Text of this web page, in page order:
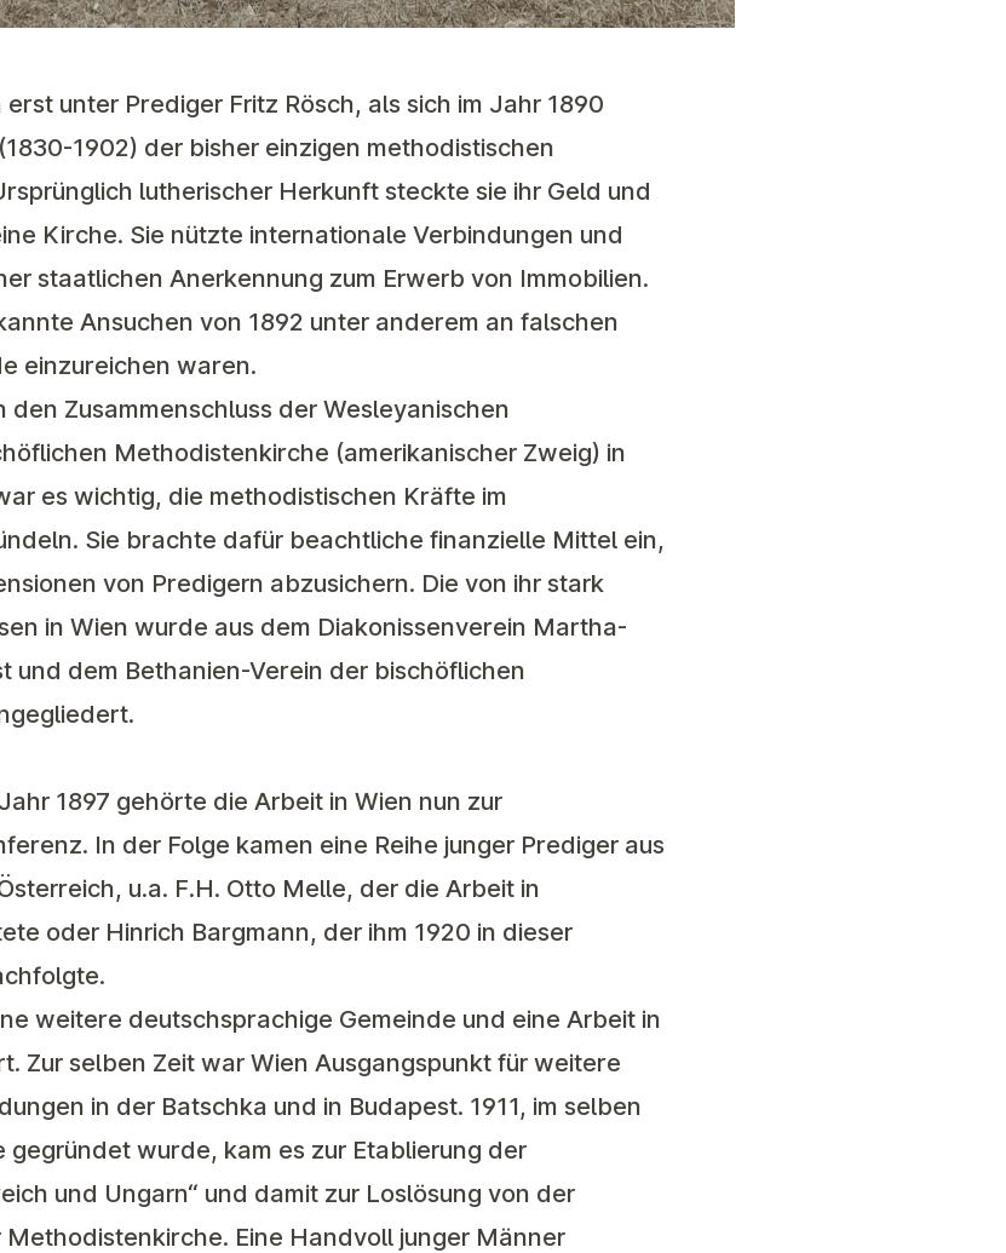
unter Prediger Fritz Rösch, als sich im Jahr 1890
1902) der bisher einzigen methodistischen
lutherischer Herkunft steckte sie ihr Geld und
Kirche. Sie nützte internationale Verbindungen und
staatlichen Anerkennung zum Erwerb von Immobilien.
Ansuchen von 1892 unter anderem an falschen
einzureichen waren.
Zusammenschluss der Wesleyanischen
Methodistenkirche (amerikanischer Zweig) in
es wichtig, die methodistischen Kräfte im
Sie brachte dafür beachtliche finanzielle Mittel ein,
von Predigern abzusichern. Die von ihr stark
in Wien wurde aus dem Diakonissenverein Martha-
und dem Bethanien-Verein der bischöflichen
1897 gehörte die Arbeit in Wien nun zur
In der Folge kamen eine Reihe junger Prediger aus
u.a. F.H. Otto Melle, der die Arbeit in
oder Hinrich Bargmann, der ihm 1920 in dieser
weitere deutschsprachige Gemeinde und eine Arbeit in
Zur selben Zeit war Wien Ausgangspunkt für weitere
in der Batschka und in Budapest. 1911, im selben
gegründet wurde, kam es zur Etablierung der
und Ungarn“ und damit zur Loslösung von der
Eine Handvoll junger Männer